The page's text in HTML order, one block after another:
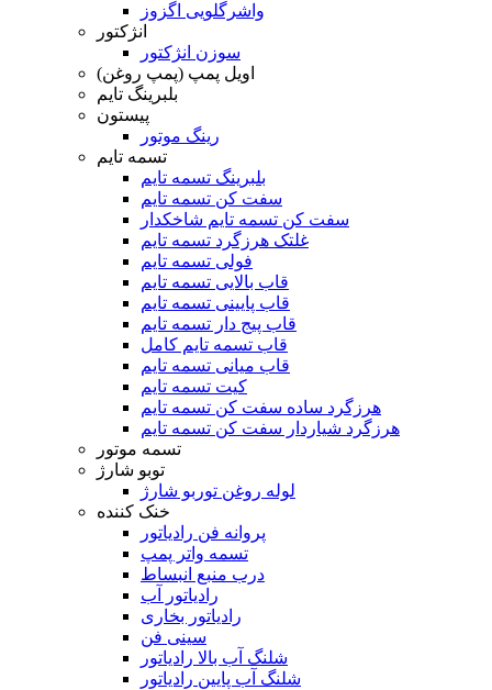
واشرگلویی اگزوز
انژکتور
سوزن انژکتور
اویل پمپ (پمپ روغن)
بلبرینگ تایم
پیستون
رینگ موتور
تسمه تایم
بلبرینگ تسمه تایم
سفت کن تسمه تایم
سفت کن تسمه تایم شاخکدار
غلتک هرزگرد تسمه تایم
فولی تسمه تایم
قاب بالایی تسمه تایم
قاب پایینی تسمه تایم
قاب پیج دار تسمه تایم
قاب تسمه تایم کامل
قاب میانی تسمه تایم
کیت تسمه تایم
هرزگرد ساده سفت کن تسمه تایم
هرزگرد شیاردار سفت کن تسمه تایم
تسمه موتور
توبو شارژ
لوله روغن توربو شارژ
خنک کننده
پروانه فن رادیاتور
تسمه واتر پمپ
درب منبع انبساط
رادیاتور آب
رادیاتور بخاری
سینی فن
شلنگ آب بالا رادیاتور
شلنگ آب پایین رادیاتور